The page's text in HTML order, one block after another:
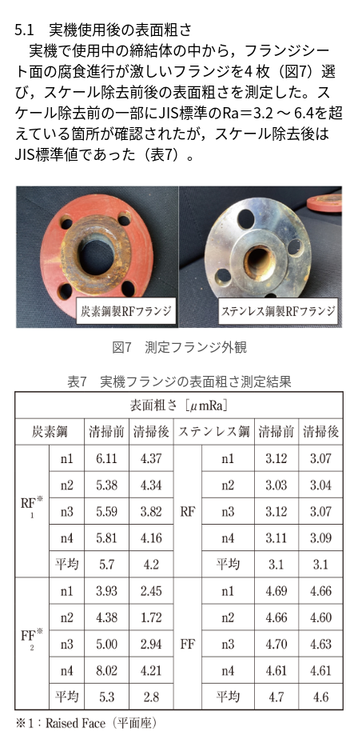
5.1 実機使用後の表面粗さ
実機で使用中の締結体の中から，フランジシー
ト面の腐食進行が激しいフランジを4 枚（図7）選
び，スケール除去前後の表面粗さを測定した。ス
ケール除去前の一部にJIS標準のRa＝3.2 ～ 6.4を超
えている箇所が確認されたが，スケール除去後は
JIS標準値であった（表7）。
図7 測定フランジ外観
表7 実機フランジの表面粗さ測定結果